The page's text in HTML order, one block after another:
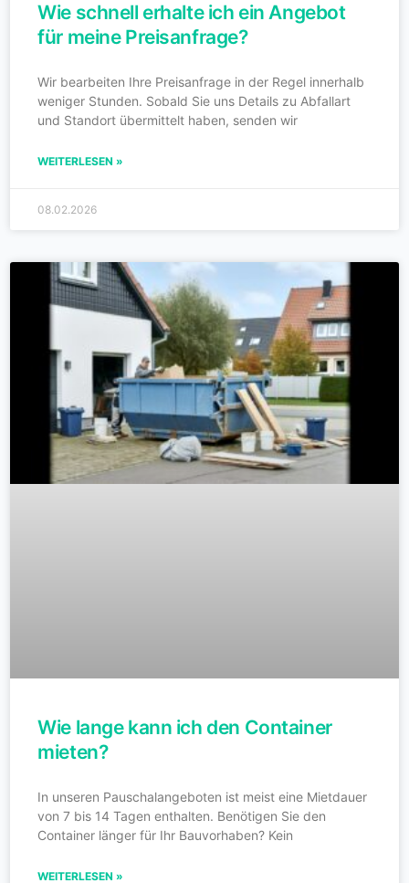
Wie schnell erhalte ich ein Angebot
für meine Preisanfrage?
Wir bearbeiten Ihre Preisanfrage in der Regel innerhalb
weniger Stunden. Sobald Sie uns Details zu Abfallart
und Standort übermittelt haben, senden wir
WEITERLESEN »
08.02.2026
Wie lange kann ich den Container
mieten?
In unseren Pauschalangeboten ist meist eine Mietdauer
von 7 bis 14 Tagen enthalten. Benötigen Sie den
Container länger für Ihr Bauvorhaben? Kein
WEITERLESEN »